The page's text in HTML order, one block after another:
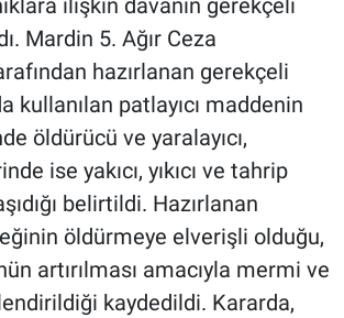
ilişkin davanın gerekçeli
Mardin 5. Ağır Ceza
hazırlanan gerekçeli
kullanılan patlayıcı maddenin
öldürücü ve yaralayıcı,
ise yakıcı, yıkıcı ve tahrip
belirtildi. Hazırlanan
öldürmeye elverişli olduğu,
artırılması amacıyla mermi ve
kaydedildi. Kararda,